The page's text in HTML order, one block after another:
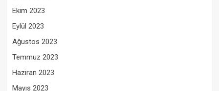
Ekim 2023
Eylül 2023
Ağustos 2023
Temmuz 2023
Haziran 2023
Mayıs 2023